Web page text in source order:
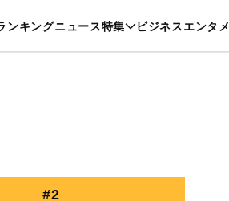
ンキングニュース特集 ビジネスエンタメ
スポーツ ヘルスケア 美容 グルメ
#2